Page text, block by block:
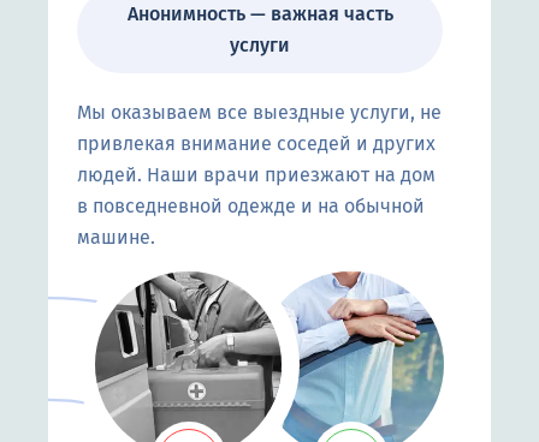
Анонимность — важная часть
услуги
Мы оказываем все выездные услуги, не
привлекая внимание соседей и других
людей. Наши врачи приезжают на дом
в повседневной одежде и на обычной
машине.